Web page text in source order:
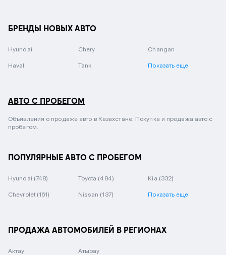
БРЕНДЫ НОВЫХ АВТО
Hyundai Chery Changan
Haval Tank Показать еще
АВТО С ПРОБЕГОМ
Объявления о продаже авто в Казахстане. Покупка и продажа авто с
пробегом.
ПОПУЛЯРНЫЕ АВТО С ПРОБЕГОМ
Hyundai (748) Toyota (484) Kia (332)
Chevrolet (161) Nissan (137) Показать еще
ПРОДАЖА АВТОМОБИЛЕЙ В РЕГИОНАХ
Актау Атырау